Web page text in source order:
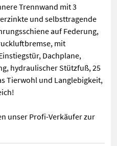
Trennwand mit 3
und selbsttragende
auf Federung,
mit
Dachplane,
hydraulischer Stützfuß, 25
Tierwohl und Langlebigkeit,
unser Profi-Verkäufer zur
hydraulisch absenkbar, mit